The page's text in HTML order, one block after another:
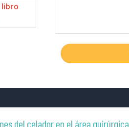
libro
del celador en el área quirúrgica